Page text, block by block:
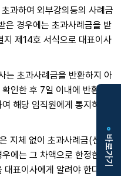
과하여 외부강의등의 사례금
은 경우에는 초과사례금을 받
제14호 서식으로 대표이사
는 초과사례금을 반환하지 아
인한 후 7일 이내에 반환하여
해당 임직원에게 통지하여야
지체 없이 초과사례금(신고자
에는 그 차액으로 한정한다)
표이사에게 알려야 한다.
바로가기